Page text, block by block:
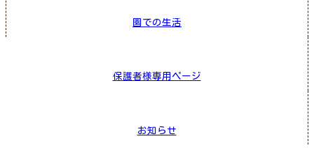
園での生活
保護者様専用ページ
お知らせ